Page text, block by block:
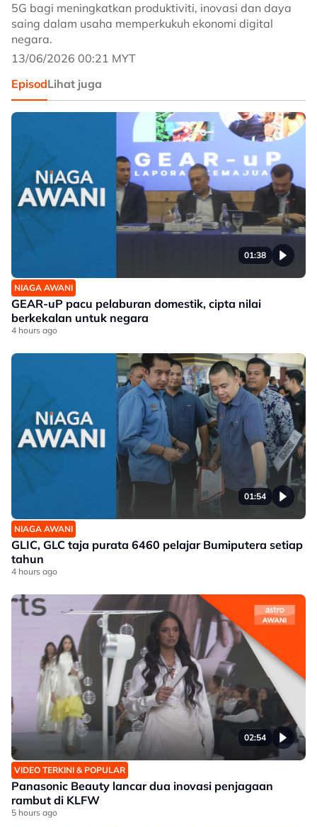
5G bagi meningkatkan produktiviti, inovasi dan daya
saing dalam usaha memperkukuh ekonomi digital
negara.
13/06/2026 00:21 MYT
EpisodLihat juga
01:38
NIAGA AWANI
GEAR-uP pacu pelaburan domestik, cipta nilai
berkekalan untuk negara
4 hours ago
01:54
NIAGA AWANI
GLIC, GLC taja purata 6460 pelajar Bumiputera setiap
tahun
4 hours ago
02:54
VIDEO TERKINI & POPULAR
Panasonic Beauty lancar dua inovasi penjagaan
rambut di KLFW
5 hours ago